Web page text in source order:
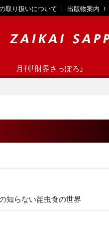
取り扱いについて 出版物案内
月刊「財界さっぽろ」
知らない昆虫食の世界